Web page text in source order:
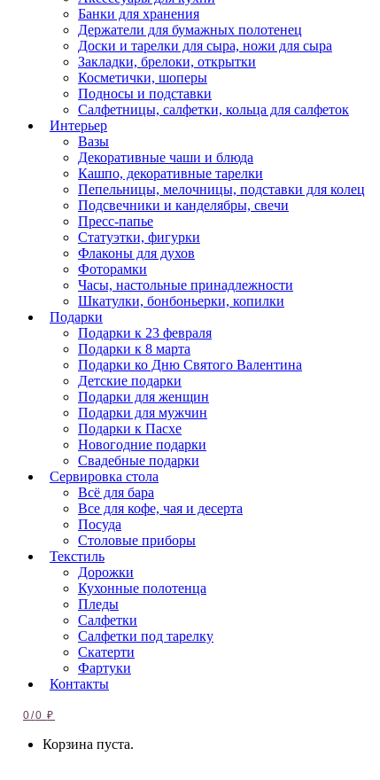
Банки для хранения
Держатели для бумажных полотенец
Доски и тарелки для сыра, ножи для сыра
Закладки, брелоки, открытки
Косметички, шоперы
Подносы и подставки
Салфетницы, салфетки, кольца для салфеток
Интерьер
Вазы
Декоративные чаши и блюда
Кашпо, декоративные тарелки
Пепельницы, мелочницы, подставки для колец
Подсвечники и канделябры, свечи
Пресс-папье
Статуэтки, фигурки
Флаконы для духов
Фоторамки
Часы, настольные принадлежности
Шкатулки, бонбоньерки, копилки
Подарки
Подарки к 23 февраля
Подарки к 8 марта
Подарки ко Дню Святого Валентина
Детские подарки
Подарки для женщин
Подарки для мужчин
Подарки к Пасхе
Новогодние подарки
Свадебные подарки
Сервировка стола
Всё для бара
Все для кофе, чая и десерта
Посуда
Столовые приборы
Текстиль
Дорожки
Кухонные полотенца
Пледы
Салфетки
Салфетки под тарелку
Скатерти
Фартуки
Контакты
0/0₽
Корзина пуста.